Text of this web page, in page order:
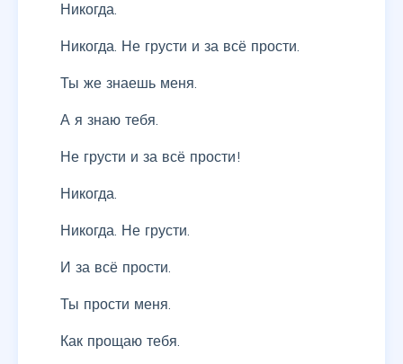
Никогда.
Никогда. Не грусти и за всё прости.
Ты же знаешь меня.
А я знаю тебя.
Не грусти и за всё прости!
Никогда.
Никогда. Не грусти.
И за всё прости.
Ты прости меня.
Как прощаю тебя.